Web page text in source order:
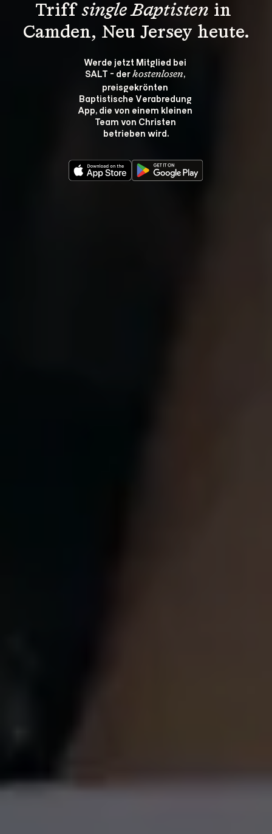
Triff single Baptisten in
Camden, Neu Jersey heute.
Werde jetzt Mitglied bei
SALT - der kostenlosen,
preisgekrönten
Baptistische Verabredung
App, die von einem kleinen
Team von Christen
betrieben wird.